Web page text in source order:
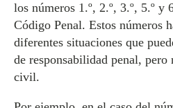
los números 1.º, 2.º, 3.º, 5.º y
Código Penal. Estos números
diferentes situaciones que
de responsabilidad penal,
civil.